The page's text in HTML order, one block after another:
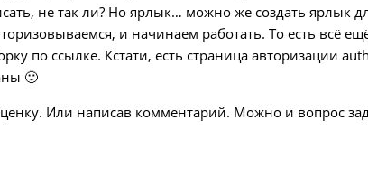
не так ли? Но ярлык… можно же создать ярлык
и начинаем работать. То есть всё
по ссылке. Кстати, есть страница авторизации
🙂
Или написав комментарий. Можно и вопрос